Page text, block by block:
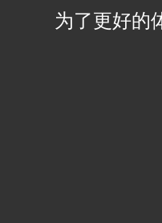
为了更好的